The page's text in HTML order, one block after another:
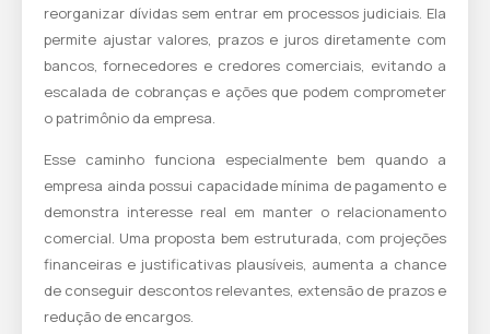
reorganizar dívidas sem entrar em processos judiciais. Ela
permite ajustar valores, prazos e juros diretamente com
bancos, fornecedores e credores comerciais, evitando a
escalada de cobranças e ações que podem comprometer
o patrimônio da empresa.
Esse caminho funciona especialmente bem quando a
empresa ainda possui capacidade mínima de pagamento e
demonstra interesse real em manter o relacionamento
comercial. Uma proposta bem estruturada, com projeções
financeiras e justificativas plausíveis, aumenta a chance
de conseguir descontos relevantes, extensão de prazos e
redução de encargos.